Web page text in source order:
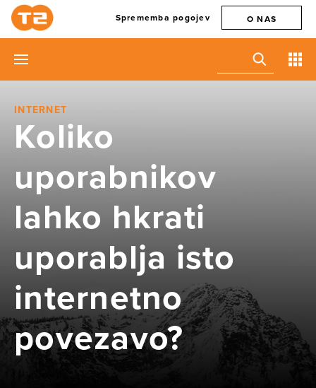
Sprememba pogojev O NAS
INTERNET
Koliko
uporabnikov
lahko hkrati
uporablja isto
internetno
povezavo?